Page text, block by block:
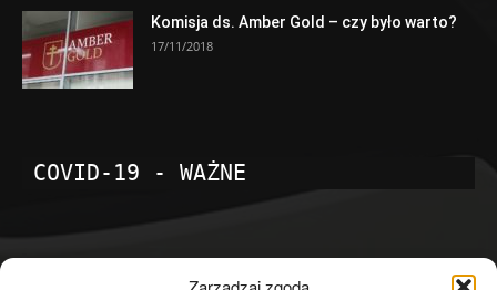
Komisja ds. Amber Gold – czy było warto?
17/11/2018
COVID-19 - WAŻNE